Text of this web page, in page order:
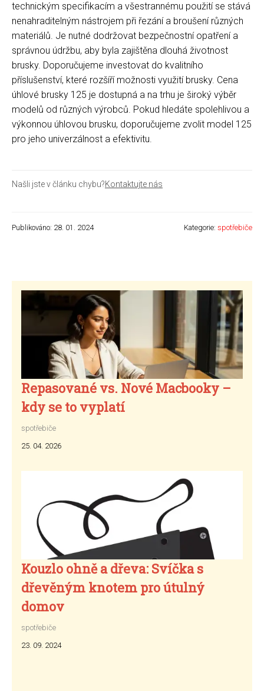
technickým specifikacím a všestrannému použití se stává
nenahraditelným nástrojem při řezání a broušení různých
materiálů. Je nutné dodržovat bezpečnostní opatření a
správnou údržbu, aby byla zajištěna dlouhá životnost
brusky. Doporučujeme investovat do kvalitního
příslušenství, které rozšíří možnosti využití brusky. Cena
úhlové brusky 125 je dostupná a na trhu je široký výběr
modelů od různých výrobců. Pokud hledáte spolehlivou a
výkonnou úhlovou brusku, doporučujeme zvolit model 125
pro jeho univerzálnost a efektivitu.
Našli jste v článku chybu?Kontaktujte nás
Publikováno: 28. 01. 2024 Kategorie: spotřebiče
Repasované vs. Nové Macbooky –
kdy se to vyplatí
spotřebiče
25. 04. 2026
Kouzlo ohně a dřeva: Svíčka s
dřevěným knotem pro útulný
domov
spotřebiče
23. 09. 2024